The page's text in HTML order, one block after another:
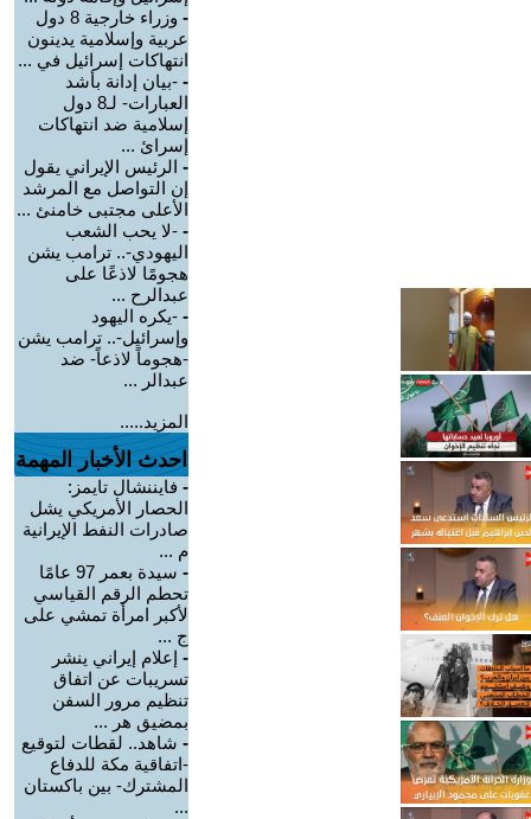
-
وزراء خارجية 8 دول
عربية وإسلامية يدينون
انتهاكات إسرائيل في ...
- -بيان إدانة بأشد
العبارات- لـ8 دول
إسلامية ضد انتهاكات
إسرائ ...
- الرئيس الإيراني يقول
إن التواصل مع المرشد
الأعلى مجتبى خامنئ ...
- -لا يحب الشعب
اليهودي-.. ترامب يشن
هجومًا لاذعًا على
عبدالرح ...
- -يكره اليهود
وإسرائيل-.. ترامب يشن
-هجوماً لاذعاً- ضد
عبدالر ...
المزيد.....
احدث الأخبار المهمة
- فايننشال تايمز:
الحصار الأمريكي يشل
صادرات النفط الإيرانية
م ...
-
سيدة بعمر 97 عامًا
تحطم الرقم القياسي
لأكبر امرأة تمشي على
ج ...
- إعلام إيراني ينشر
تسريبات عن اتفاق
تنظيم مرور السفن
بمضيق هر ...
- شاهد.. لقطات لتوقيع
-اتفاقية مكة للدفاع
المشترك- بين باكستان
...